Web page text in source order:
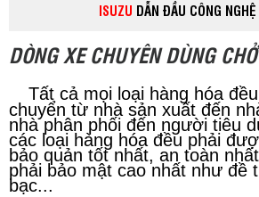
ISUZU DẪN ĐẦU CÔNG
DÒNG XE CHUYÊN DÙNG
Tất cả mọi loại hàng hóa
chuyển từ nhà sản xuất đến
nhà phân phối đến người tiêu
các loại hàng hóa đều phải
bảo quản tốt nhất, an toàn
phải bảo mật cao nhất như đề
bạc...